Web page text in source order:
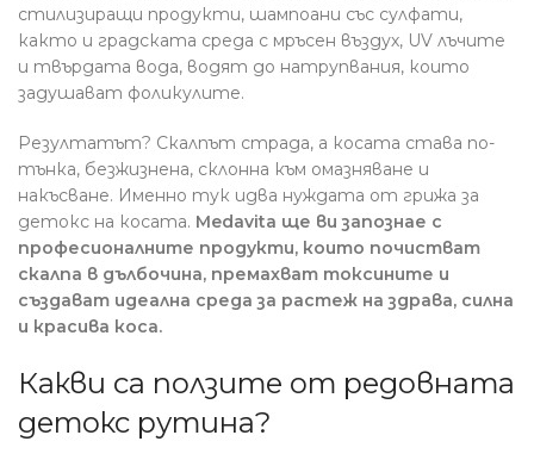
стилизиращи продукти, шампоани със сулфати,
както и градската среда с мръсен въздух, UV лъчите
и твърдата вода, водят до натрупвания, които
задушават фоликулите.
Резултатът? Скалпът страда, а косата става по-
тънка, безжизнена, склонна към омазняване и
накъсване. Именно тук идва нуждата от грижа за
детокс на косата. Medavita ще ви запознае с
професионалните продукти, които почистват
скалпа в дълбочина, премахват токсините и
създават идеална среда за растеж на здрава, силна
и красива коса.
Какви са ползите от редовната
детокс рутина?